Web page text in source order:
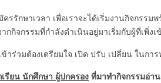
ครรักษาเวลา เพื่อเราจะได้เริ่มงานกิจกรร
กกิจกรรมที่กำลังดำเนินอยู่มาเริ่มกับผู้ที่เพิ่งเ
ข้าร่วมต้องเตรียมใจ เปิด ปรับ เปลี่ยน ใน
รียน นักศึกษา ผู้ปกครองที่มาทำกิจกรรมอ่า